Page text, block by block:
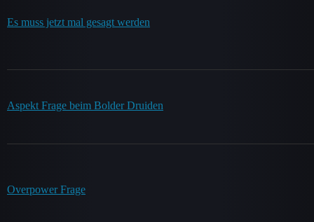
Es muss jetzt mal gesagt werden
Aspekt Frage beim Bolder Druiden
Overpower Frage